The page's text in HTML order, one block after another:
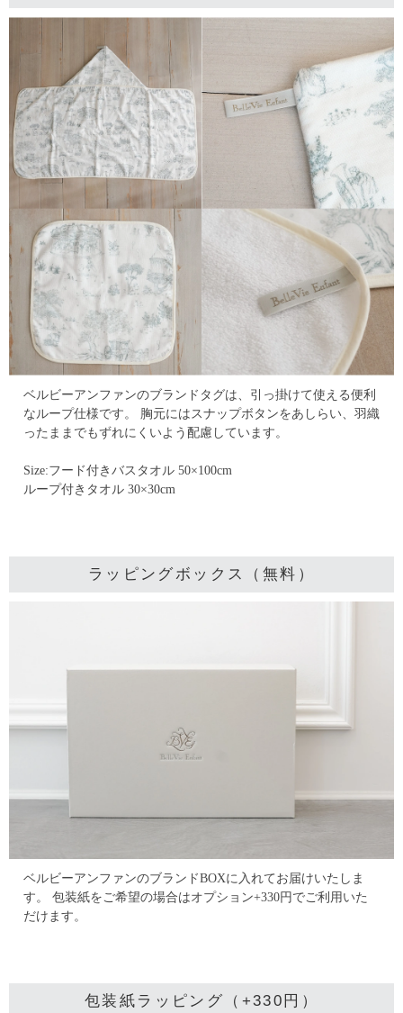
ベルビーアンファンのブランドタグは、引っ掛けて使える便利
なループ仕様です。
胸元にはスナップボタンをあしらい、羽織
ったままでもずれにくいよう配慮しています。
Size:フード付きバスタオル 50×100cm
ループ付きタオル 30×30cm
ラッピングボックス（無料）
ベルビーアンファンのブランドBOXに入れてお届けいたしま
す。
包装紙をご希望の場合はオプション+330円でご利用いた
だけます。
包装紙ラッピング（+330円）